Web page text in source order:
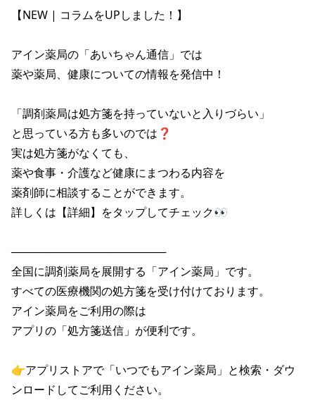
【NEW | コラムをUPしました！】
アイン薬局の「あいちゃん通信」では
薬や薬局、健康についての情報を発信中！
「調剤薬局は処方箋を持っていないと入りづらい」
と思っている方も多いのでは❓
実は処方箋がなくても、
薬や食事・介護など健康にまつわる内容を
薬剤師に相談することができます。
詳しくは【詳細】をタップしてチェック👀
────────────────────
全国に調剤薬局を展開する「アイン薬局」です。
すべての医療機関の処方箋を受け付けております。
アイン薬局をご利用の際は
アプリの「処方箋送信」が便利です。
👉アプリストアで「いつでもアイン薬局」と検索・ダウ
ンロードしてご利用ください。